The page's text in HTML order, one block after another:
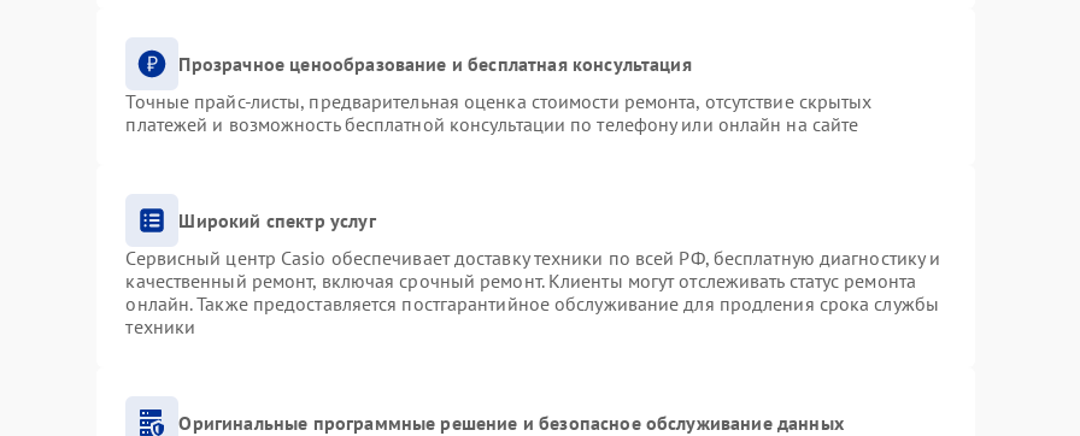
Прозрачное ценообразование и бесплатная консультация
Точные прайс-листы, предварительная оценка стоимости ремонта, отсутствие скрытых
платежей и возможность бесплатной консультации по телефону или онлайн на сайте
Широкий спектр услуг
Сервисный центр Casio обеспечивает доставку техники по всей РФ, бесплатную диагностику и
качественный ремонт, включая срочный ремонт. Клиенты могут отслеживать статус ремонта
онлайн. Также предоставляется постгарантийное обслуживание для продления срока службы
техники
Оригинальные программные решение и безопасное обслуживание данных